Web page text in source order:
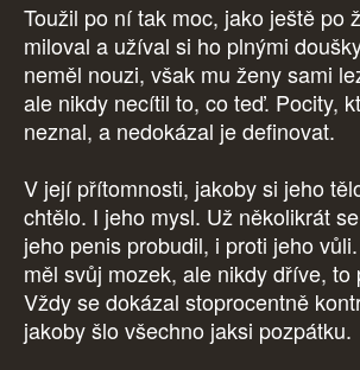
Toužil po ní tak moc, jako ještě po
miloval a užíval si ho plnými
neměl nouzi, však mu ženy sami
ale nikdy necítil to, co teď. Pocity,
neznal, a nedokázal je definovat.
V její přítomnosti, jakoby si jeho
chtělo. I jeho mysl. Už několikrát
jeho penis probudil, i proti jeho
měl svůj mozek, ale nikdy dříve, to
Vždy se dokázal stoprocentně
jakoby šlo všechno jaksi pozpátku.